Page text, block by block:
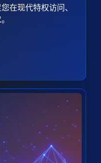
在现代特权访问、